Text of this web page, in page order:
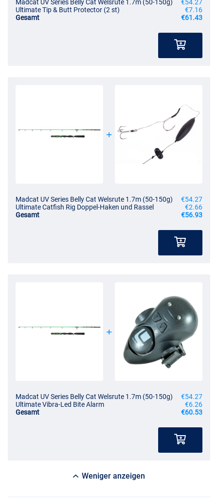
Madcat UV Series Belly Cat Welsrute 1.7m (50-150g)
€54.27
Ultimate Tip & Butt Protector (2 st)
€7.16
Gesamt
€61.43
Madcat UV Series Belly Cat Welsrute 1.7m (50-150g)
€54.27
Ultimate Catfish Rig Doppel-Haken und Rassel
€2.66
Gesamt
€56.93
Madcat UV Series Belly Cat Welsrute 1.7m (50-150g)
€54.27
Ultimate Vibra-Led Bite Alarm
€6.26
Gesamt
€60.53
Weniger anzeigen